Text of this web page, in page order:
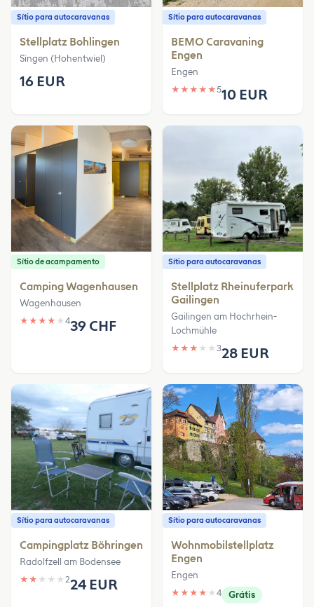
Sítio para autocaravanas
Stellplatz Bohlingen
Singen (Hohentwiel)
16 EUR
Sítio para autocaravanas
BEMO Caravaning
Engen
Engen
★ ★ ★ ★ ★510 EUR
Sítio de acampamento
Camping Wagenhausen
Wagenhausen
★ ★ ★ ★ ★ 439 CHF
Sítio para autocaravanas
Stellplatz Rheinuferpark
Gailingen
Gailingen am Hochrhein-
Lochmühle
★ ★ ★ ★ ★ 328 EUR
Sítio para autocaravanas
Campingplatz Böhringen
Radolfzell am Bodensee
★ ★ ★ ★ ★ 224 EUR
Sítio para autocaravanas
Wohnmobilstellplatz
Engen
Engen
★ ★ ★ ★ ★ 4 Grátis